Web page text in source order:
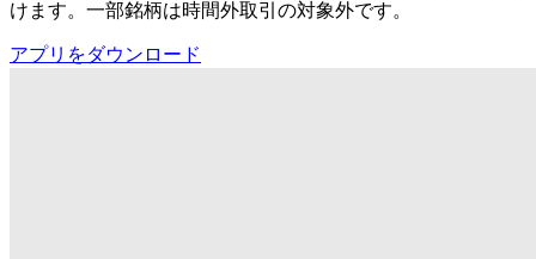
けます。一部銘柄は時間外取引の対象外です。
アプリをダウンロード